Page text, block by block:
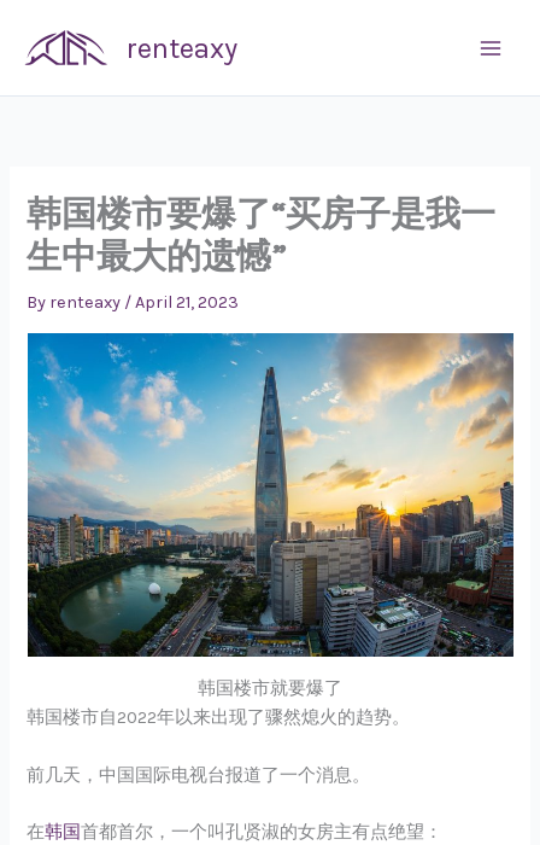
content
renteaxy
韩国楼市要爆了“买房子是我一
生中最大的遗憾”
By renteaxy /April 21, 2023
韩国楼市就要爆了
韩国楼市自2022年以来出现了骤然熄火的趋势。
前几天，中国国际电视台报道了一个消息。
在韩国首都首尔，一个叫孔贤淑的女房主有点绝望：